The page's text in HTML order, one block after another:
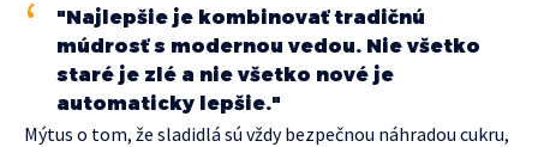
"Najlepšie je kombinovať tradičnú
múdrosť s modernou vedou. Nie všetko
staré je zlé a nie všetko nové je
automaticky lepšie."
Mýtus o tom, že sladidlá sú vždy bezpečnou náhradou cukru,